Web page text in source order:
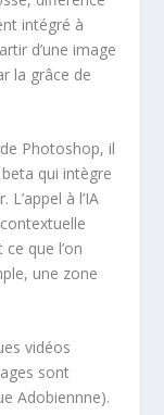
intégré à
d’une image
la grâce de
Photoshop, il
qui intègre
à l’IA
que l’on
une zone
vidéos
sont
Adobiennne).